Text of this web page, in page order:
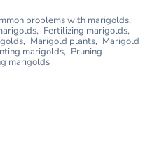
problems with marigolds,
, Fertilizing marigolds,
, Marigold plants, Marigold
marigolds, Pruning
marigolds